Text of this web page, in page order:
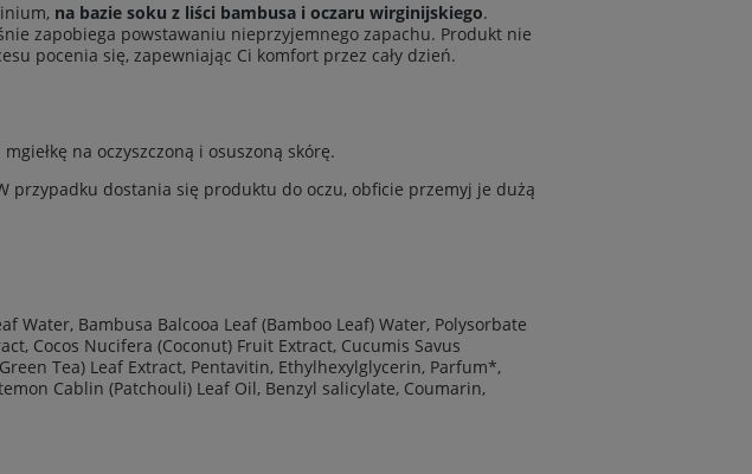
na bazie soku z liści bambusa i oczaru wirginijskiego.
zapobiega powstawaniu nieprzyjemnego zapachu. Produkt nie
pocenia się, zapewniając Ci komfort przez cały dzień.
na oczyszczoną i osuszoną skórę.
przypadku dostania się produktu do oczu, obficie przemyj je dużą
Water, Bambusa Balcooa Leaf (Bamboo Leaf) Water, Polysorbate
Cocos Nucifera (Coconut) Fruit Extract, Cucumis Savus
Tea) Leaf Extract, Pentavitin, Ethylhexylglycerin, Parfum*,
Cablin (Patchouli) Leaf Oil, Benzyl salicylate, Coumarin,